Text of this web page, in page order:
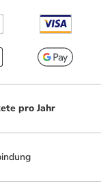
pro Jahr